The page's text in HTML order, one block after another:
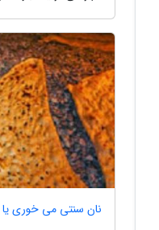
نان سنتی می خوری